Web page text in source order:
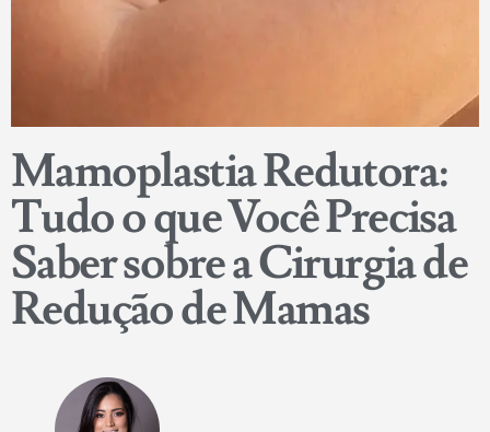
Mamoplastia Redutora:
Tudo o que Você Precisa
Saber sobre a Cirurgia de
Redução de Mamas